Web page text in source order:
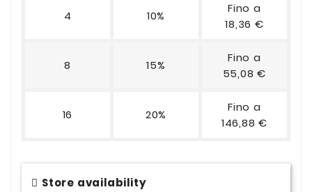
4 10%
Fino a
18,36 €
8 15%
Fino a
55,08 €
16 20%
Fino a
146,88 €
Store availability